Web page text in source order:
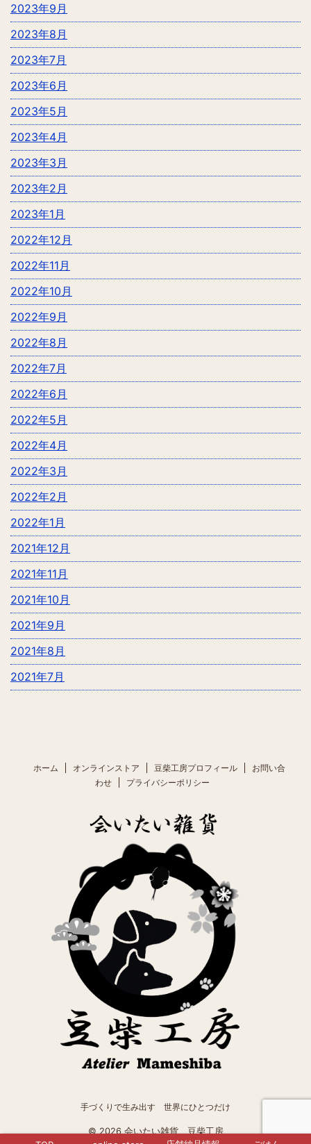
2023年9月
2023年8月
2023年7月
2023年6月
2023年5月
2023年4月
2023年3月
2023年2月
2023年1月
2022年12月
2022年11月
2022年10月
2022年9月
2022年8月
2022年7月
2022年6月
2022年5月
2022年4月
2022年3月
2022年2月
2022年1月
2021年12月
2021年11月
2021年10月
2021年9月
2021年8月
2021年7月
ホーム オンラインストア 豆柴工房プロフィール
お問い合
わせ
プライバシーポリシー
手づくりで生み出す 世界にひとつだけ
© 2026 会いたい雑貨 豆柴工房